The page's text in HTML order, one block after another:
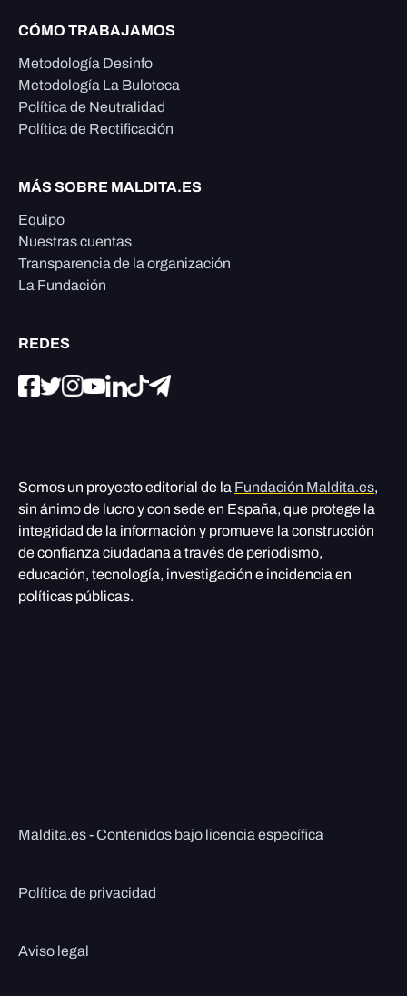
CÓMO TRABAJAMOS
Metodología Desinfo
Metodología La Buloteca
Política de Neutralidad
Política de Rectificación
MÁS SOBRE MALDITA.ES
Equipo
Nuestras cuentas
Transparencia de la organización
La Fundación
REDES
Somos un proyecto editorial de la Fundación Maldita.es,
sin ánimo de lucro y con sede en España, que protege la
integridad de la información y promueve la construcción
de confianza ciudadana a través de periodismo,
educación, tecnología, investigación e incidencia en
políticas públicas.
Maldita.es - Contenidos bajo licencia específica
Política de privacidad
Aviso legal